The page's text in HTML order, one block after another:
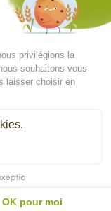
Internet, réaliser des
des offres et des